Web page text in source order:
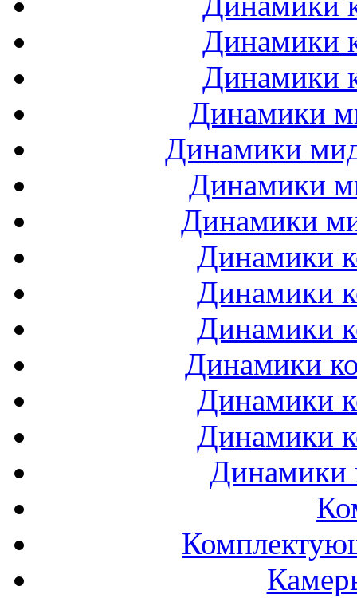
Динамики
Динамики
Динамики
Динамики
Динамики
Динамики
Динамики
Динамики
Динамики
Динамики
Динамики
Динамики
Динамики